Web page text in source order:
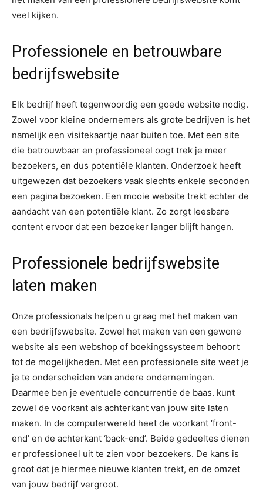
veel kijken.
Professionele en betrouwbare
bedrijfswebsite
Elk bedrijf heeft tegenwoordig een goede website nodig.
Zowel voor kleine ondernemers als grote bedrijven is het
namelijk een visitekaartje naar buiten toe. Met een site
die betrouwbaar en professioneel oogt trek je meer
bezoekers, en dus potentiële klanten. Onderzoek heeft
uitgewezen dat bezoekers vaak slechts enkele seconden
een pagina bezoeken. Een mooie website trekt echter de
aandacht van een potentiële klant. Zo zorgt leesbare
content ervoor dat een bezoeker langer blijft hangen.
Professionele bedrijfswebsite
laten maken
Onze professionals helpen u graag met het maken van
een bedrijfswebsite. Zowel het maken van een gewone
website als een webshop of boekingssysteem behoort
tot de mogelijkheden. Met een professionele site weet je
je te onderscheiden van andere ondernemingen.
Daarmee ben je eventuele concurrentie de baas. kunt
zowel de voorkant als achterkant van jouw site laten
maken. In de computerwereld heet de voorkant ‘front-
end’ en de achterkant ‘back-end’. Beide gedeeltes dienen
er professioneel uit te zien voor bezoekers. De kans is
groot dat je hiermee nieuwe klanten trekt, en de omzet
van jouw bedrijf vergroot.